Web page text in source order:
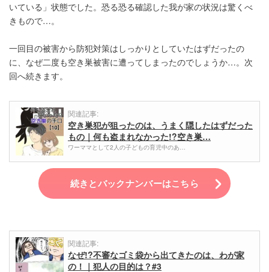
いている」状態でした。恐る恐る確認した我が家の状況は驚くべ
きもので…。
一回目の被害から防犯対策はしっかりとしていたはずだったの
に、なぜ二度も空き巣被害に遭ってしまったのでしょうか…。次
回へ続きます。
関連記事:
空き巣犯が狙ったのは、うまく隠したはずだった
もの｜何も盗まれなかった!?空き巣…
ワーママとして2人の子どもの育児中のあ…
続きとバックナンバーはこちら
関連記事:
なぜ!?不審なゴミ袋から出てきたのは、わが家
の！｜犯人の目的は？#3